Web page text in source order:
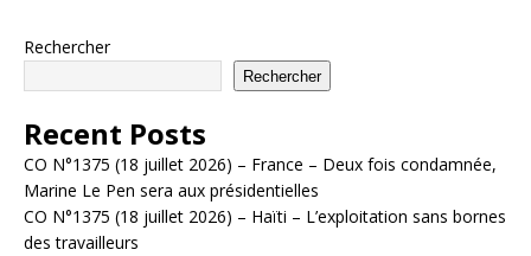
Rechercher
Rechercher
Recent Posts
CO N°1375 (18 juillet 2026) – France – Deux fois condamnée,
Marine Le Pen sera aux présidentielles
CO N°1375 (18 juillet 2026) – Haïti – L’exploitation sans bornes
des travailleurs